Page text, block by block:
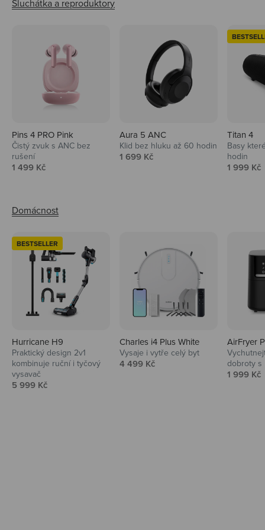
Pins 4 PRO Pink
Čistý zvuk s ANC bez
rušení
Prodejní cena
1 499 Kč
Aura 5 ANC
Klid bez hluku až 60 hodin
Prodejní cena
1 699 Kč
Titan 4
Basy
hodin
Prodejní
1 999 Kč
BESTSELLER
Hurricane H9
Praktický design 2v1
kombinuje ruční i tyčový
vysavač
Prodejní cena
5 999 Kč
Charles i4 Plus White
Vysaje i vytře celý byt
Prodejní cena
4 499 Kč
AirFryer
dobroty s
Prodejní
1 999 Kč
Audio
Niceboy sluchátka a repráky ti padnou
do noty.